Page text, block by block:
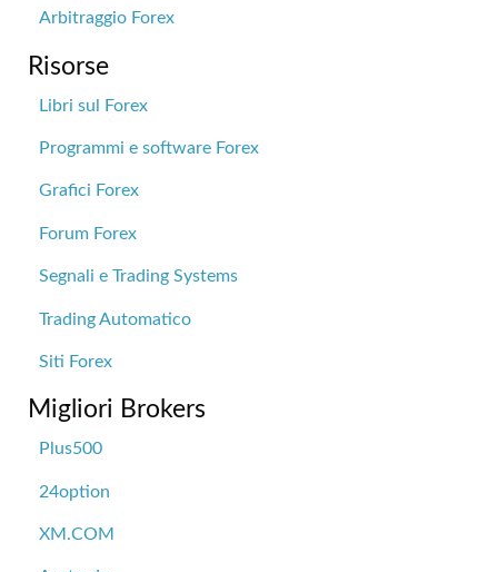
Arbitraggio Forex
Risorse
Libri sul Forex
Programmi e software Forex
Grafici Forex
Forum Forex
Segnali e Trading Systems
Trading Automatico
Siti Forex
Migliori Brokers
Plus500
24option
XM.COM